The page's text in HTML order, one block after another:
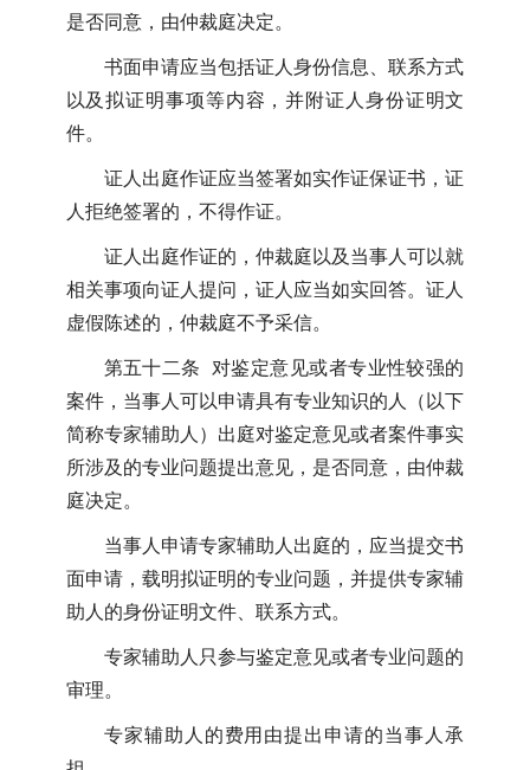
是否同意，由仲裁庭决定。
书面申请应当包括证人身份信息、联系方式
以及拟证明事项等内容，并附证人身份证明文
件。
证人出庭作证应当签署如实作证保证书，证
人拒绝签署的，不得作证。
证人出庭作证的，仲裁庭以及当事人可以就
相关事项向证人提问，证人应当如实回答。证人
虚假陈述的，仲裁庭不予采信。
第五十二条 对鉴定意见或者专业性较强的
案件，当事人可以申请具有专业知识的人（以下
简称专家辅助人）出庭对鉴定意见或者案件事实
所涉及的专业问题提出意见，是否同意，由仲裁
庭决定。
当事人申请专家辅助人出庭的，应当提交书
面申请，载明拟证明的专业问题，并提供专家辅
助人的身份证明文件、联系方式。
专家辅助人只参与鉴定意见或者专业问题的
审理。
专家辅助人的费用由提出申请的当事人承